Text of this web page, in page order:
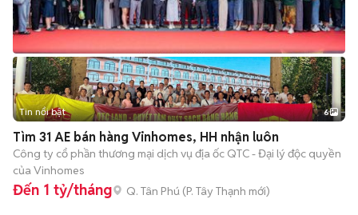
+2
Tin nổi bật 6
Tìm 31 AE bán hàng Vinhomes, HH nhận luôn
Công ty cổ phần thương mại dịch vụ địa ốc QTC - Đại lý độc quyền
của Vinhomes
Đến 1 tỷ/tháng Q. Tân Phú (P. Tây Thạnh mới)